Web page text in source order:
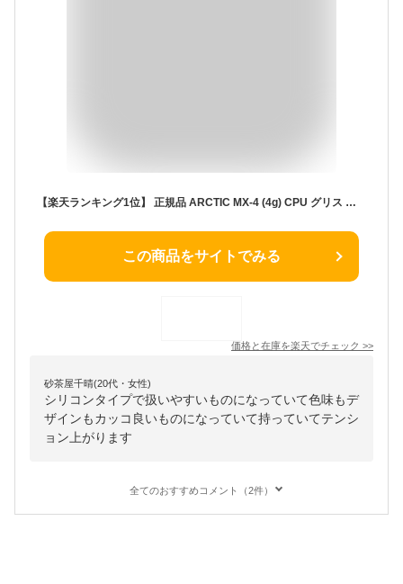
【楽天ランキング1位】 正規品 ARCTIC MX-4 (4g) CPU グリス 熱伝導グリス 低熱抵抗 低粘性 長期不硬化 非導電性 サーマルコンパウンド シリコングリス 送料無料
この商品をサイトでみる
価格と在庫を楽天でチェック >>
砂茶屋千晴(20代・女性)
シリコンタイプで扱いやすいものになっていて色味もデ
ザインもカッコ良いものになっていて持っていてテンシ
ョン上がります
全てのおすすめコメント（2件）